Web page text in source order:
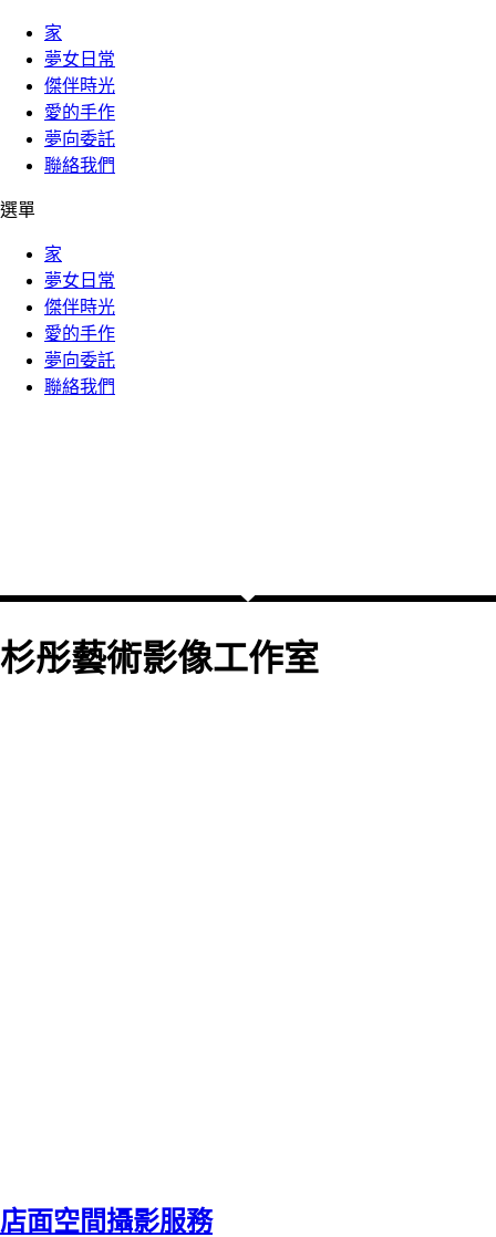
家
夢女日常
傑伴時光
愛的手作
夢向委託
聯絡我們
選單
家
夢女日常
傑伴時光
愛的手作
夢向委託
聯絡我們
杉彤藝術影像工作室
店面空間攝影服務